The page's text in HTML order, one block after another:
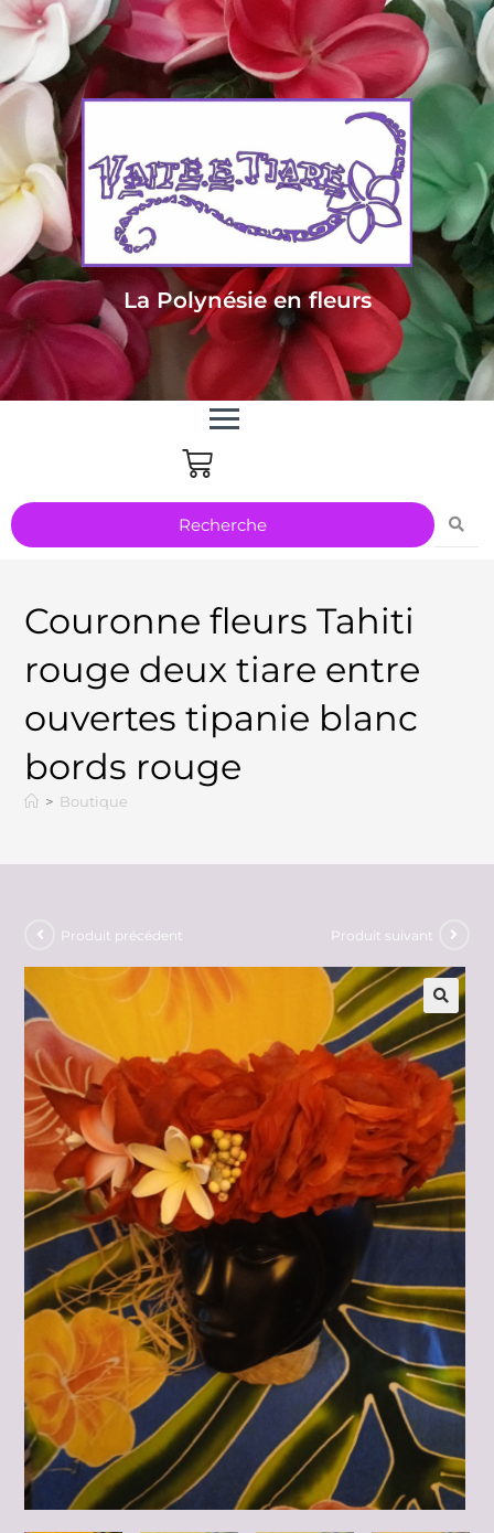
Livraison sous 24/48h en Métropole - Frais de livraison offert dès 85
euros d'achat en Métropole, dès 150 euros pour le reste du monde
La Polynésie en fleurs
Couronne fleurs Tahiti
rouge deux tiare entre
ouvertes tipanie blanc
bords rouge
> Boutique
Produit précédent Produit suivant